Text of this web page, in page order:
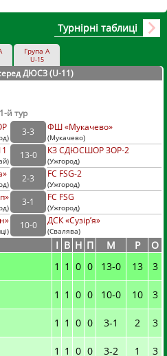
Турнірні таблиці
Група А
U-15
ДЮСЗ (U-11)
1-й тур
)
3-3 ФШ «Мукачево»
(Мукачево)
)
13-0 КЗ СДЮСШОР ЗОР-2
(Ужгород)
)
2-3 FC FSG-2
(Ужгород)
)
3-1 FC FSG
(Ужгород)
)
10-0 ДСК «Сузір’я»
(Свалява)
I В Н П М Р
О
1 1 0 0 13-0 13 3
1 1 0 0 10-0 10 3
1 1 0 0 3-1 2 3
1 1 0 0 3-2 1 3